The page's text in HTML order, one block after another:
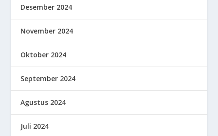
Desember 2024
November 2024
Oktober 2024
September 2024
Agustus 2024
Juli 2024